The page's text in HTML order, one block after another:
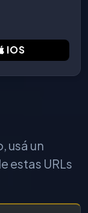
usá un
estas URLs
IOS